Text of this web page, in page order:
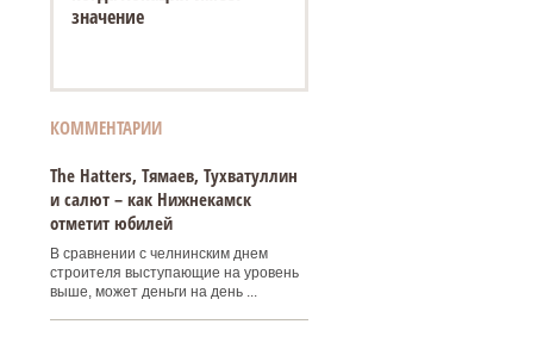
значение
КОММЕНТАРИИ
Тhe Нatters, Тямаев, Тухватуллин
и салют – как Нижнекамск
отметит юбилей
В сравнении с челнинским днем
строителя выступающие на уровень
выше, может деньги на день ...